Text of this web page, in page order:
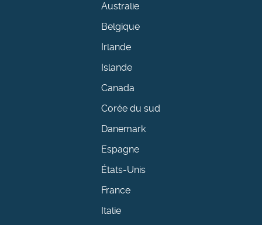
Australie
Belgique
Irlande
Islande
Canada
Corée du sud
Danemark
Espagne
États-Unis
France
Italie